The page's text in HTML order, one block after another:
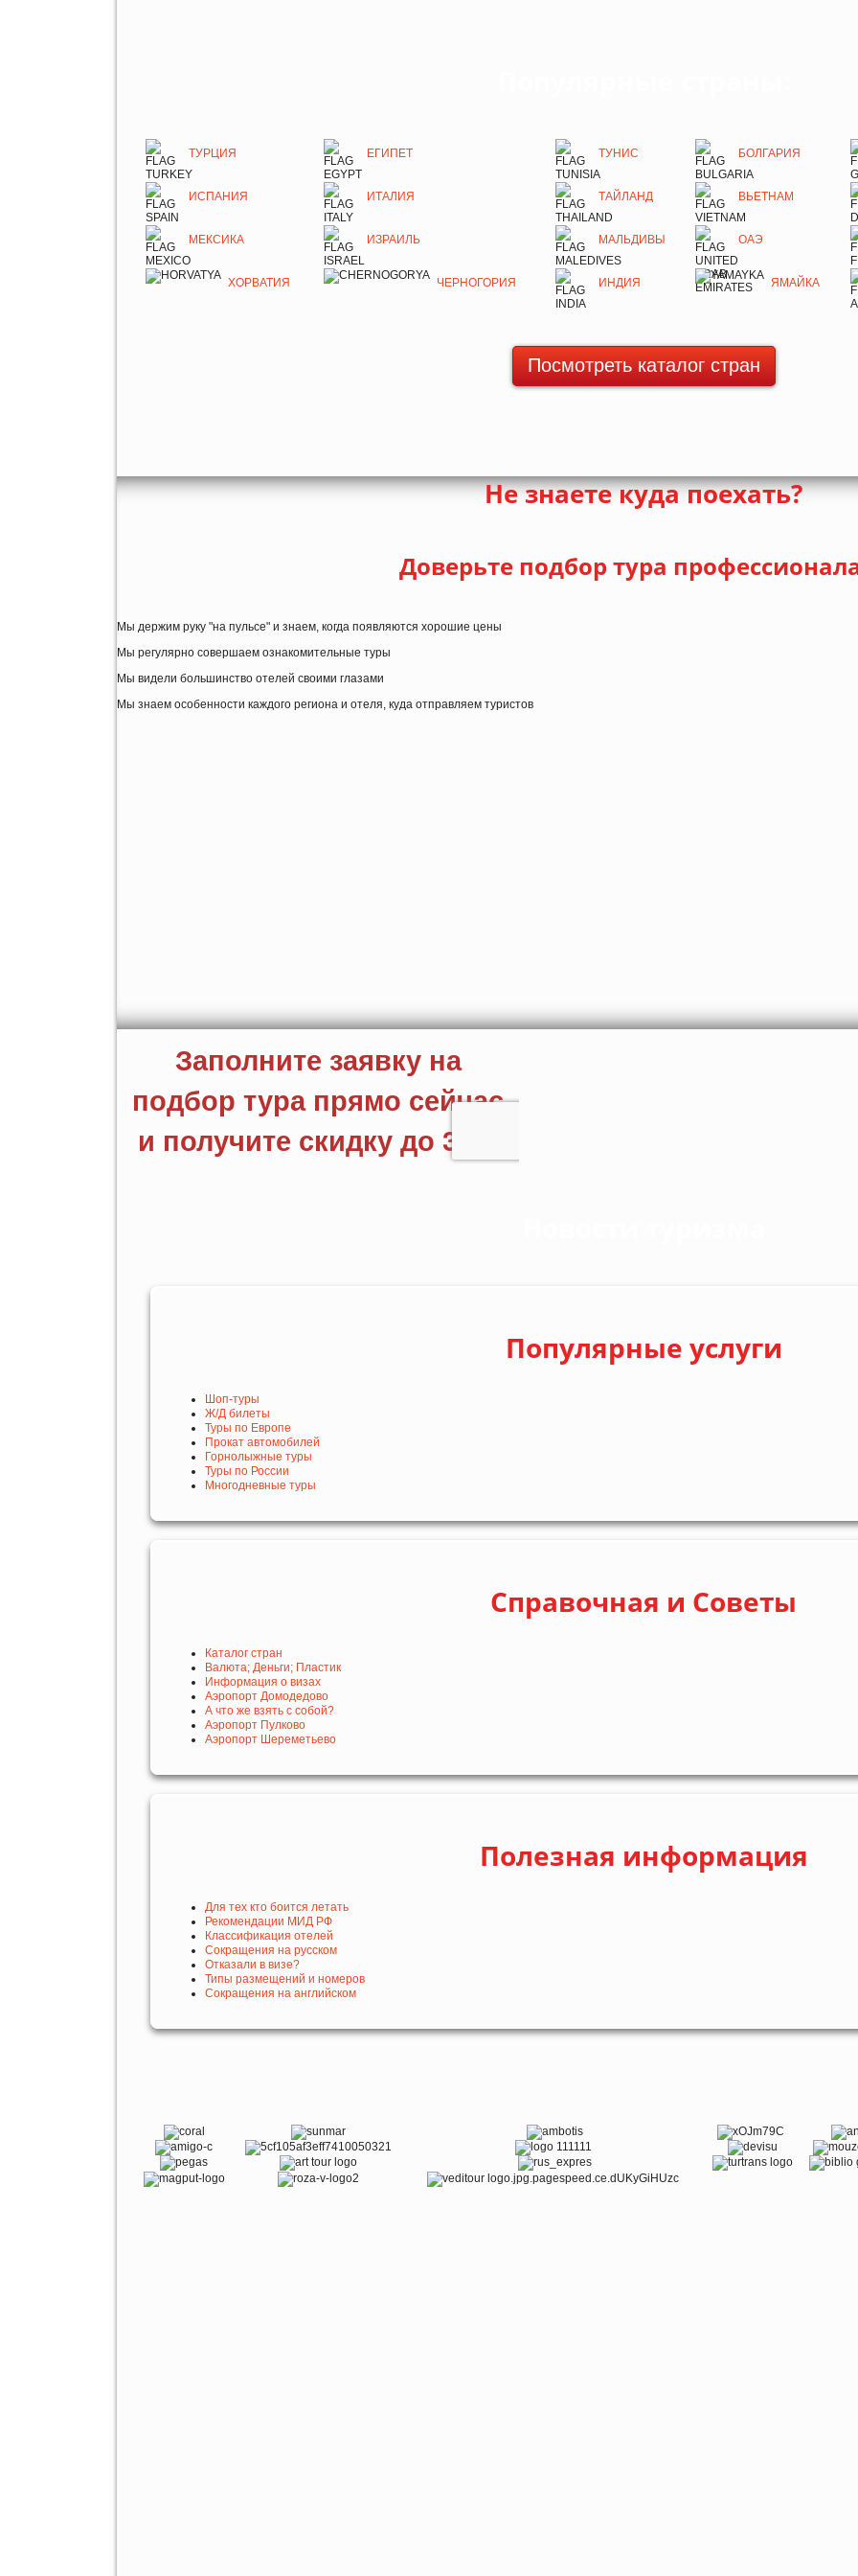
ТУРЦИЯ ЕГИПЕТ ТУНИС БОЛГАРИЯ
ИСПАНИЯ ИТАЛИЯ ТАЙЛАНД ВЬЕТНАМ
МЕКСИКА ИЗРАИЛЬ МАЛЬДИВЫ ОАЭ
ХОРВАТИЯ ЧЕРНОГОРИЯ ИНДИЯ ЯМАЙКА
Посмотреть каталог стран
Не знаете куда поехать?
Доверьте подбор тура
Мы держим руку "на пульсе" и знаем, когда появляются хорошие цены
Мы регулярно совершаем ознакомительные туры
Мы видели большинство отелей своими глазами
Мы знаем особенности каждого региона и отеля, куда отправляем туристов
Популярные услуги
Шоп-туры
Ж/Д билеты
Туры по Европе
Прокат автомобилей
Горнолыжные туры
Туры по России
Многодневные туры
Справочная и Советы
Каталог стран
Валюта; Деньги; Пластик
Информация о визах
Аэропорт Домодедово
А что же взять с собой?
Аэропорт Пулково
Аэропорт Шереметьево
Полезная информация
Для тех кто боится летать
Рекомендации МИД РФ
Классификация отелей
Сокращения на русском
Отказали в визе?
Типы размещений и номеров
Сокращения на английском